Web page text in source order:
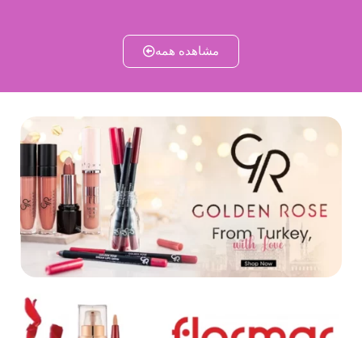
مشاهده همه